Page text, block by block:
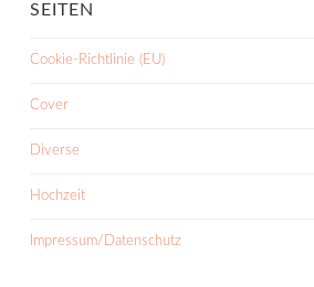
SEITEN
Cookie-Richtlinie (EU)
Cover
Diverse
Hochzeit
Impressum/Datenschutz